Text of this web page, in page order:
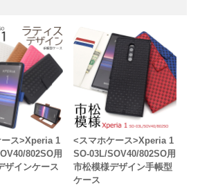
ス>Xperia 1
802SO用
ザインケース
<スマホケース>Xperia 1
SO-03L/SOV40/802SO用
市松模様デザイン手帳型
ケース